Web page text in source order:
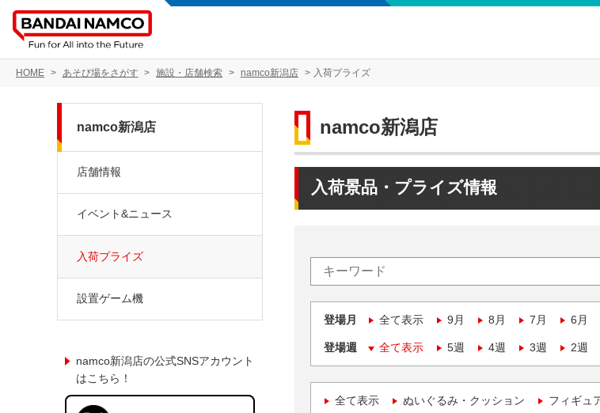
HOME あそび場をさがす 施設・店舗検索 namco新潟店 入荷プライズ
namco新潟店
入荷景品・プライズ情報
登場月 全て表示 9月 8月 7月 6月
登場週 全て表示 5週 4週 3週 2週
全て表示 ぬいぐるみ・クッション フィギュ
namco新潟店
店舗情報
イベント&ニュース
入荷プライズ
設置ゲーム機
namco新潟店の公式SNSアカウント
はこちら！